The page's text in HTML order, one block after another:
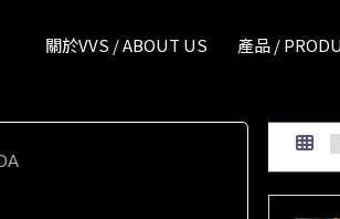
/ Superb | VVS - Exhaust 汽車排氣管
關於VVS / ABOUT US 產品 /